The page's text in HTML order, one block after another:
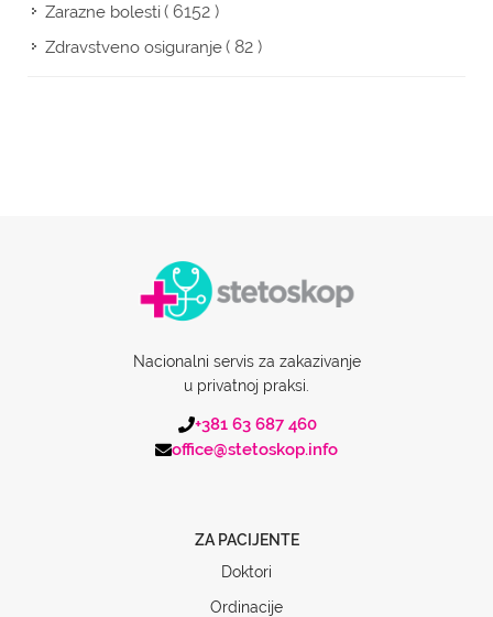
Zarazne bolesti( 6152 )
Zdravstveno osiguranje( 82 )
Nacionalni servis za zakazivanje
u privatnoj praksi.
+381 63 687 460
office@stetoskop.info
ZA PACIJENTE
Doktori
Ordinacije